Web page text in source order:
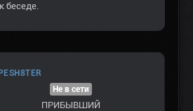
беседе.
Не в сети
ПРИБЫВШИЙ